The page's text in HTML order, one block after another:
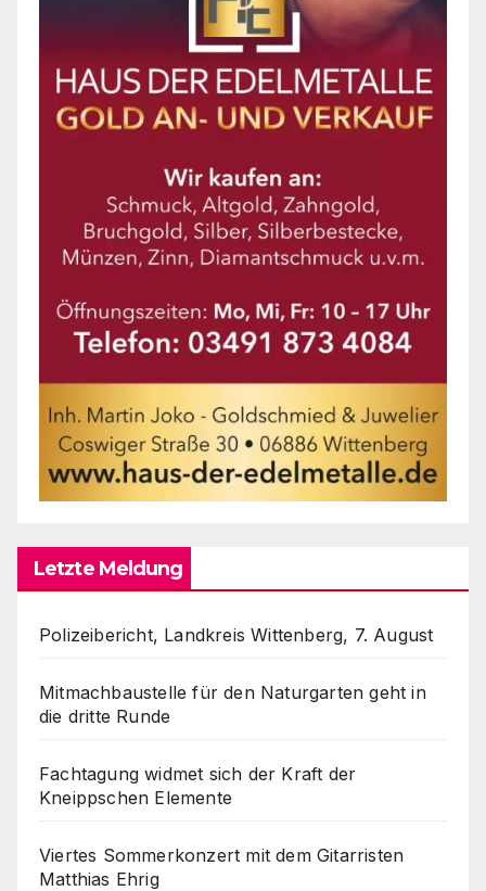
Letzte Meldung
Polizeibericht, Landkreis Wittenberg, 7. August
Mitmachbaustelle für den Naturgarten geht in
die dritte Runde
Fachtagung widmet sich der Kraft der
Kneippschen Elemente
Viertes Sommerkonzert mit dem Gitarristen
Matthias Ehrig